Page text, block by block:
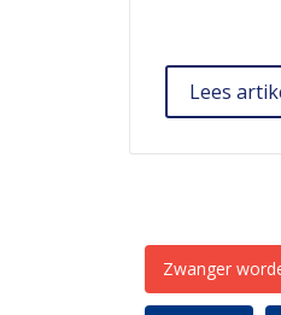
Lees
Zwanger